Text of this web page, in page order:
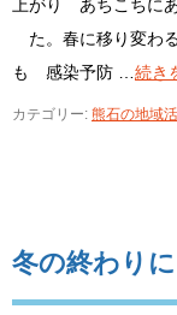
上がり あちこちに
た。春に移り変
も 感染予防 … 続き
カテゴリー: 熊石の地域
冬の終わりに